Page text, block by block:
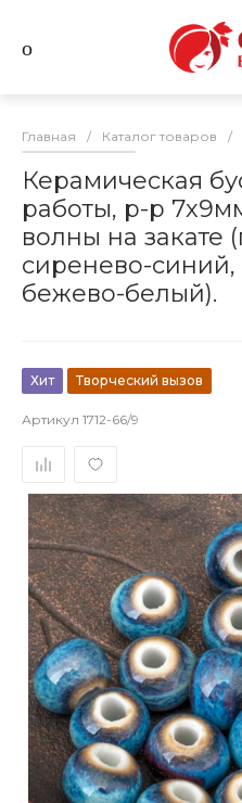
Главная / Каталог товаров /
Керамическая
работы, р-р
волны на закате
сиренево-синий,
бежево-белый).
Хит Творческий вызов
Артикул 1712-66/9